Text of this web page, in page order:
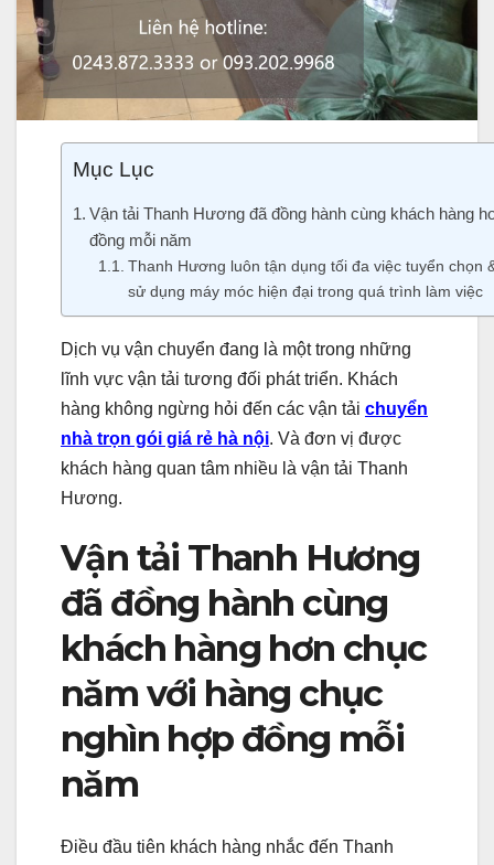
Mục Lục
Vận tải Thanh Hương đã đồng hành cùng khách hàng
đồng mỗi năm
Thanh Hương luôn tận dụng tối đa việc tuyển
sử dụng máy móc hiện đại trong quá trình làm việc
Dịch vụ vận chuyển đang là một trong những
lĩnh vực vận tải tương đối phát triển. Khách
hàng không ngừng hỏi đến các vận tải chuyển
nhà trọn gói giá rẻ hà nội. Và đơn vị được
khách hàng quan tâm nhiều là vận tải Thanh
Hương.
Vận tải Thanh Hương
đã đồng hành cùng
khách hàng hơn chục
năm với hàng chục
nghìn hợp đồng mỗi
năm
Điều đầu tiên khách hàng nhắc đến Thanh